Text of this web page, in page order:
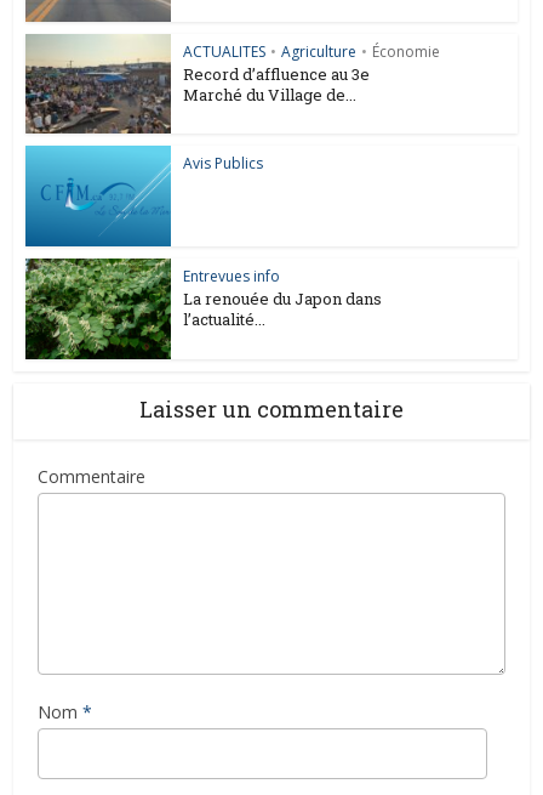
ACTUALITES • Agriculture • Économie
Record d’affluence au 3e
Marché du Village de...
Avis Publics
Entrevues info
La renouée du Japon dans
l’actualité...
Laisser un commentaire
Commentaire
Nom *